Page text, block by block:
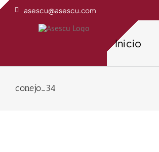
Saltar
asescu@asescu.com
Inicio
conejo_34